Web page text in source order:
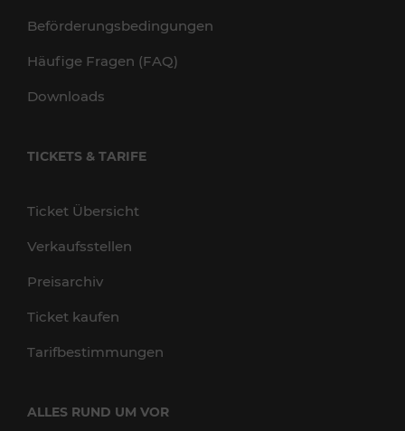
Beförderungsbedingungen
Häufige Fragen (FAQ)
Downloads
TICKETS & TARIFE
Ticket Übersicht
Verkaufsstellen
Preisarchiv
Ticket kaufen
Tarifbestimmungen
ALLES RUND UM VOR